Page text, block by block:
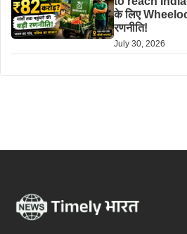
के लिए
रणनीति!
July 30, 2026